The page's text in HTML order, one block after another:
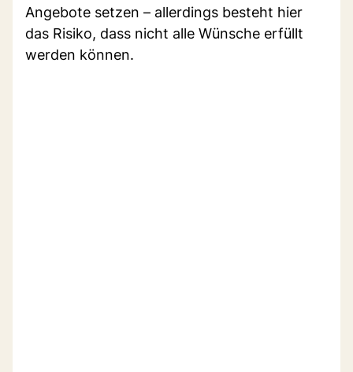
Angebote setzen – allerdings besteht hier
das Risiko, dass nicht alle Wünsche erfüllt
werden können.